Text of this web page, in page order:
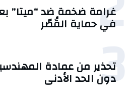
غرامة ضخمة ضد “ميتا”
في حماية القُصّر
3
تحذير من عمادة
دون الحد الأدنى